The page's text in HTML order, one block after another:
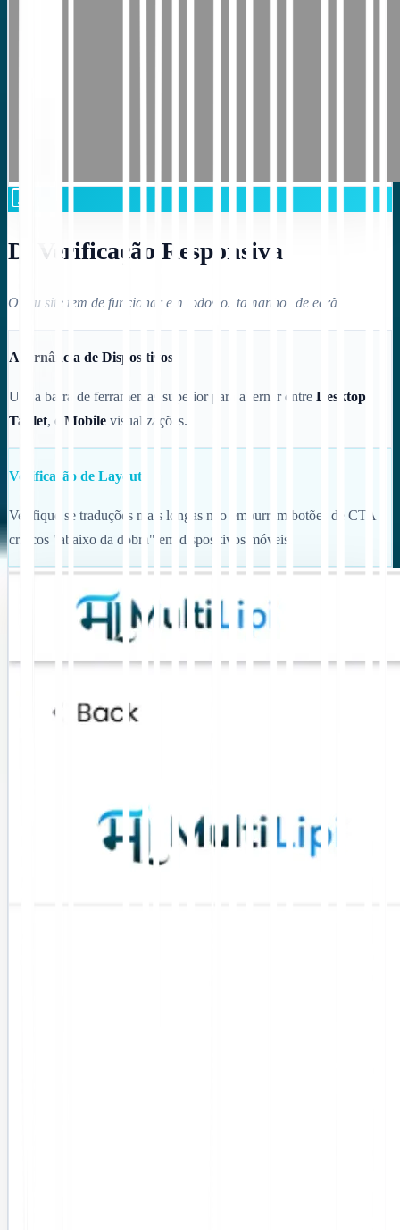
D. Verificação Responsiva
O seu site tem de funcionar em todos os tamanhos de ecrã.
Alternância de Dispositivos
Use a barra de ferramentas superior para alternar entre Desktop
Tablet, e Mobile visualizações.
Verificação de Layout
Verifique se traduções mais longas não empurram botões de CTA
críticos "abaixo da dobra" em dispositivos móveis.